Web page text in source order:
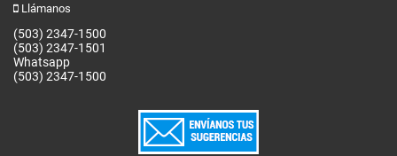
Llámanos
(503) 2347-1500
(503) 2347-1501
Whatsapp
(503) 2347-1500